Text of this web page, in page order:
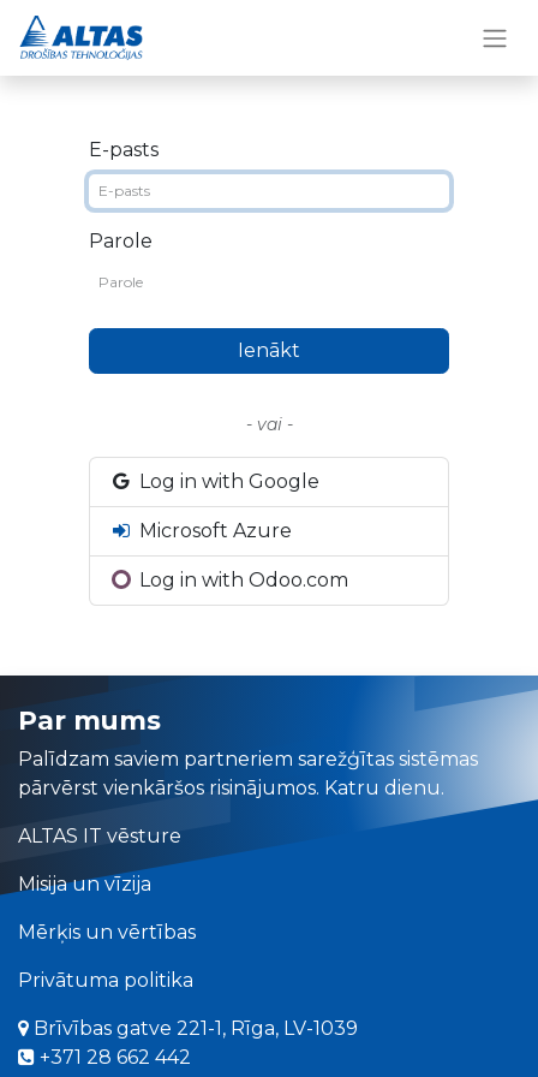
E-pasts
Parole
Ienākt
- vai -
Log in with Google
Microsoft Azure
Log in with Odoo.com
Par mums
Palīdzam saviem partneriem sarežģītas sistēmas
pārvērst vienkāršos risinājumos. Katru dienu.
ALTAS IT vēsture
Misija un vīzija
Mērķis un vērtības
Privātuma politika
Brīvības gatve 221-1, Rīga, LV-1039
+​371 28 662 442